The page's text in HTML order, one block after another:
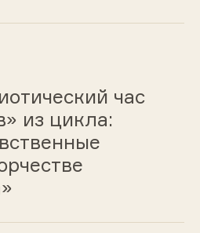
час
из цикла: